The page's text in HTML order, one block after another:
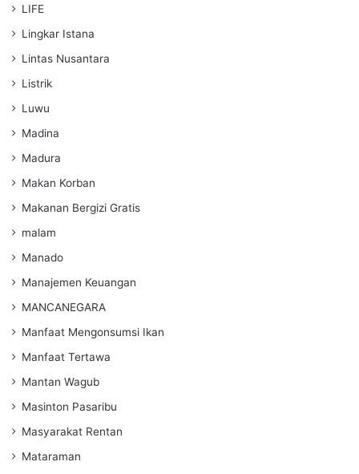
LIFE
Lingkar Istana
Lintas Nusantara
Listrik
Luwu
Madina
Madura
Makan Korban
Makanan Bergizi Gratis
malam
Manado
Manajemen Keuangan
MANCANEGARA
Manfaat Mengonsumsi Ikan
Manfaat Tertawa
Mantan Wagub
Masinton Pasaribu
Masyarakat Rentan
Mataraman